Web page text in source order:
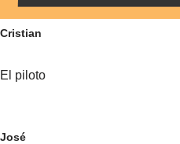
Cristian
El piloto
José